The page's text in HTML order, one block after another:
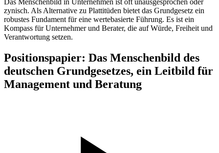
zynisch. Als Alternative zu Plattitüden bietet das Grundgesetz ein
robustes Fundament für eine wertebasierte Führung. Es ist ein
Kompass für Unternehmer und Berater, die auf Würde, Freiheit und
Verantwortung setzen.
Positionspapier: Das Menschenbild des
deutschen Grundgesetzes, ein Leitbild für
Management und Beratung